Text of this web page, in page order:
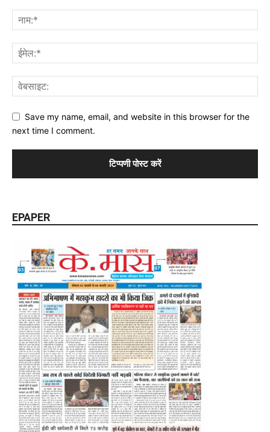
Save my name, email, and website in this browser for the
next time I comment.
EPAPER